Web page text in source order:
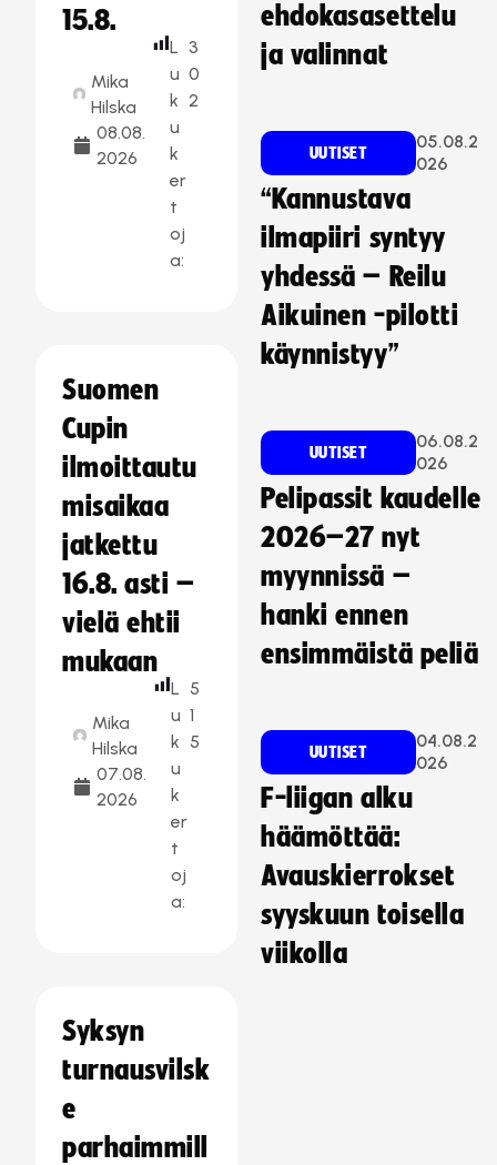
15.8.
Mika
Hilska
08.08.
2026
L
u
k
u
k
er
t
oj
a:
3
0
2
Suomen
Cupin
ilmoittautu
misaikaa
jatkettu
16.8. asti –
vielä ehtii
mukaan
Mika
Hilska
07.08.
2026
L
u
k
u
k
er
t
oj
a:
5
1
5
Syksyn
turnausvilsk
e
parhaimmill
ehdokasasettelu
ja valinnat
UUTISET
05.08.2
026
“Kannustava
ilmapiiri syntyy
yhdessä – Reilu
Aikuinen -pilotti
käynnistyy”
UUTISET
06.08.2
026
Pelipassit kaudelle
2026–27 nyt
myynnissä –
hanki ennen
ensimmäistä peliä
UUTISET
04.08.2
026
F-liigan alku
häämöttää:
Avauskierrokset
syyskuun toisella
viikolla